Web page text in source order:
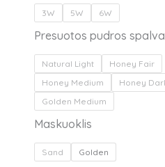
3W 5W 6W
Presuotos pudros spalva
Natural Light
Honey Fair
Honey Medium
Honey
Golden Medium
Maskuoklis
Sand Golden